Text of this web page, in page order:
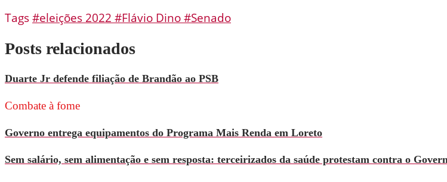
Tags#eleições 2022 #Flávio Dino#Senado
Posts relacionados
Duarte Jr defende filiação de Brandão ao PSB
Combate à fome
Governo entrega equipamentos do Programa Mais Renda em Loreto
Sem salário, sem alimentação e sem resposta: terceirizados da saúde protestam contra o